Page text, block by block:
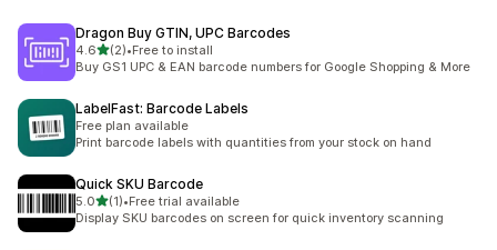
Dragon Buy GTIN, UPC Barcodes
4.6별 5개 중
(2)
총 리뷰 2개
•Free to install
Buy GS1 UPC & EAN barcode numbers for Google Shopping & More
LabelFast: Barcode Labels
Free plan available
Print barcode labels with quantities from your stock on hand
Quick SKU Barcode
5.0별 5개 중
(1)
총 리뷰 1개
•Free trial available
Display SKU barcodes on screen for quick inventory scanning